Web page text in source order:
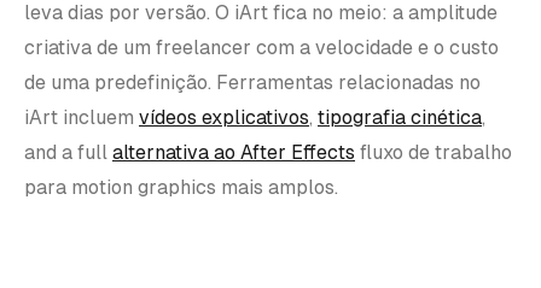
leva dias por versão. O iArt fica no meio: a amplitude
criativa de um freelancer com a velocidade e o custo
de uma predefinição. Ferramentas relacionadas no
iArt incluem vídeos explicativos, tipografia cinética,
and a full alternativa ao After Effects fluxo de trabalho
para motion graphics mais amplos.